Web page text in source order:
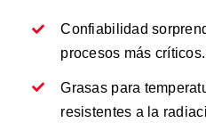
Confiabilidad
procesos más críticos.
Grasas para
resistentes a la